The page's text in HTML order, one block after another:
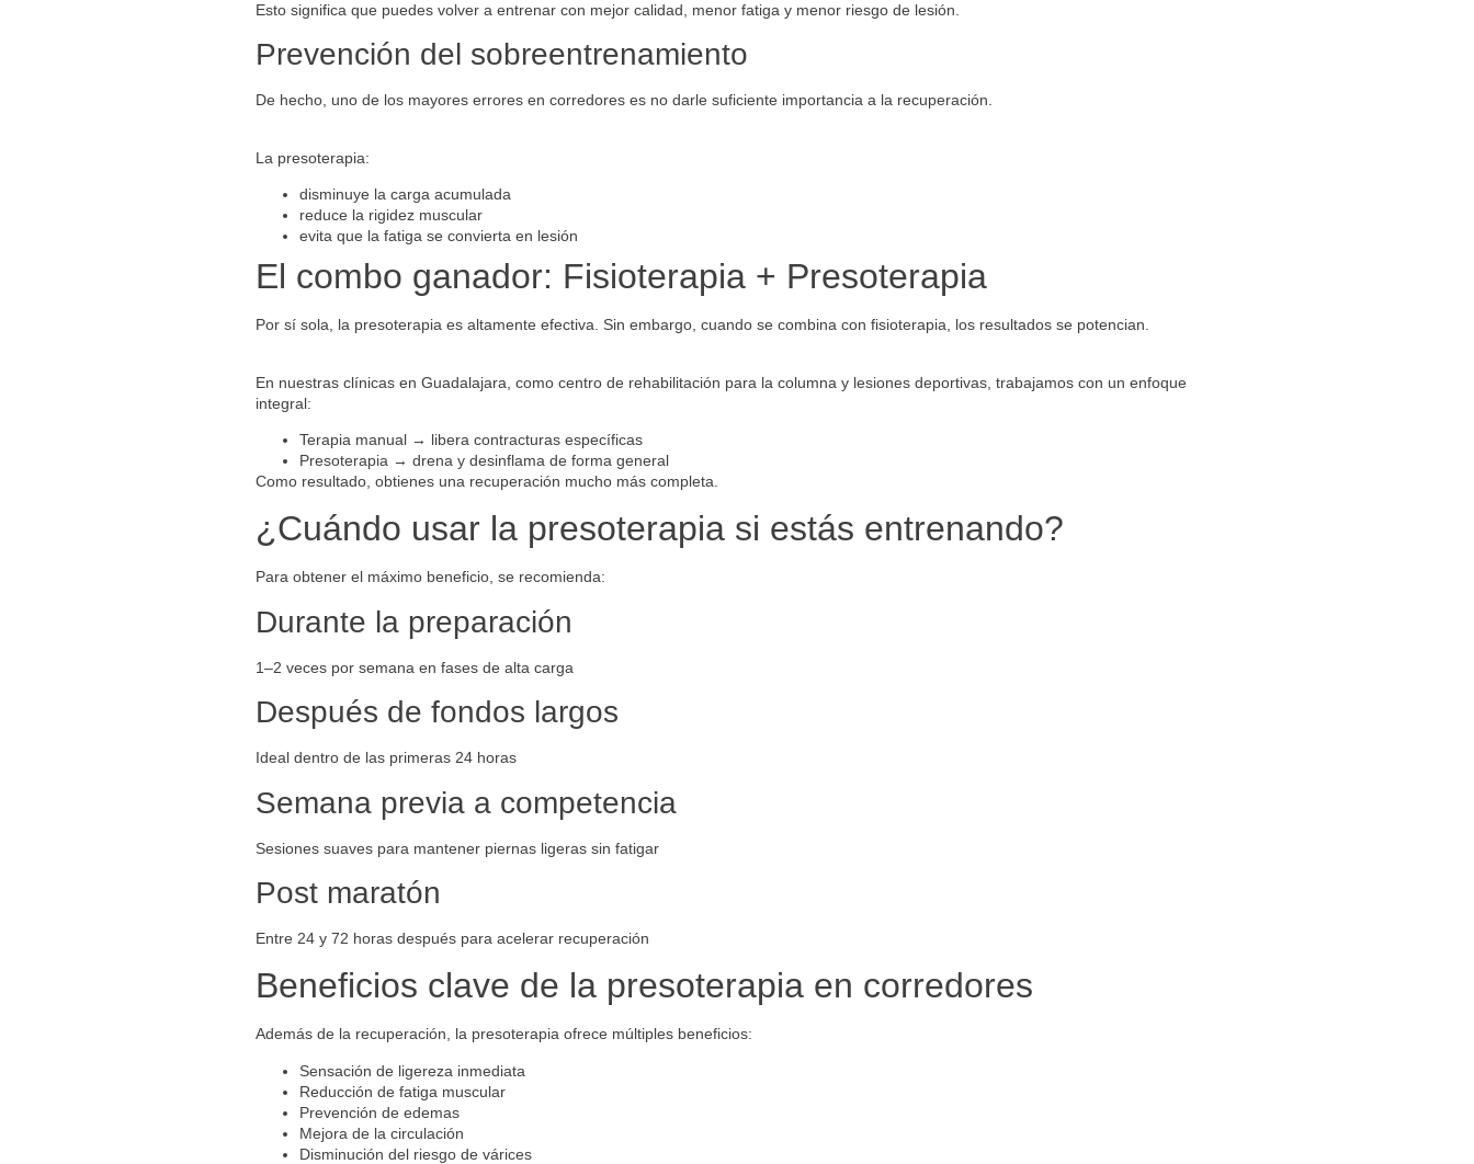
Esto significa que puedes volver a entrenar con mejor calidad, menor fatiga y menor riesgo de lesión.
Prevención del sobreentrenamiento
De hecho, uno de los mayores errores en corredores es no darle suficiente importancia a la recuperación.
La presoterapia:
disminuye la carga acumulada
reduce la rigidez muscular
evita que la fatiga se convierta en lesión
El combo ganador: Fisioterapia + Presoterapia
Por sí sola, la presoterapia es altamente efectiva. Sin embargo, cuando se combina con fisioterapia, los resultados se potencian.
En nuestras clínicas en Guadalajara, como centro de rehabilitación para la columna y lesiones deportivas, trabajamos con un enfoque
integral:
Terapia manual → libera contracturas específicas
Presoterapia → drena y desinflama de forma general
Como resultado, obtienes una recuperación mucho más completa.
¿Cuándo usar la presoterapia si estás entrenando?
Para obtener el máximo beneficio, se recomienda:
Durante la preparación
1–2 veces por semana en fases de alta carga
Después de fondos largos
Ideal dentro de las primeras 24 horas
Semana previa a competencia
Sesiones suaves para mantener piernas ligeras sin fatigar
Post maratón
Entre 24 y 72 horas después para acelerar recuperación
Beneficios clave de la presoterapia en corredores
Además de la recuperación, la presoterapia ofrece múltiples beneficios:
Sensación de ligereza inmediata
Reducción de fatiga muscular
Prevención de edemas
Mejora de la circulación
Disminución del riesgo de várices